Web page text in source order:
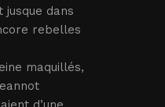
dans
rebelles
maquillés,